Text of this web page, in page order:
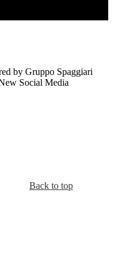
by Gruppo Spaggiari
Social Media
Back to top